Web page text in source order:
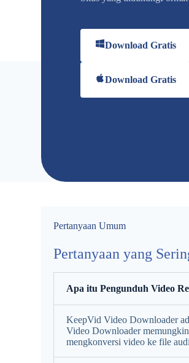
Download Gratis
Download Gratis
Pertanyaan Umum
Pertanyaan yang
Apa itu Pengunduh Video
KeepVid Video Downloader
Video Downloader
mengkonversi video ke file